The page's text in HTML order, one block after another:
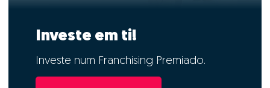
Investe em ti!
Investe num Franchising Premiado.